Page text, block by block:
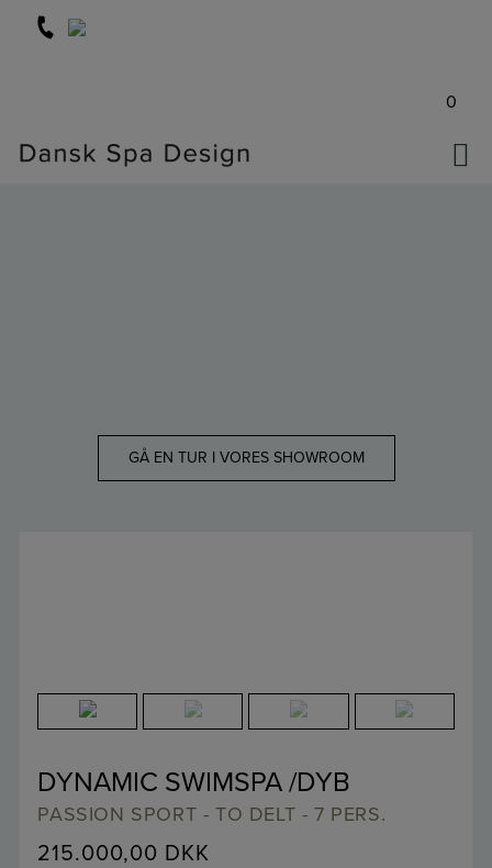
0
GÅ EN TUR I VORES SHOWROOM
DYNAMIC SWIMSPA /DYB
PASSION SPORT - TO DELT - 7 PERS.
215.000,00 DKK